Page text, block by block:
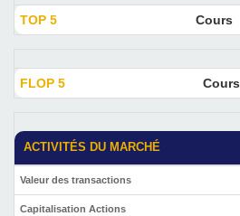
TOP 5 Cours
FLOP 5 Cours
ACTIVITÉS DU MARCHÉ
Valeur des transactions
Capitalisation Actions